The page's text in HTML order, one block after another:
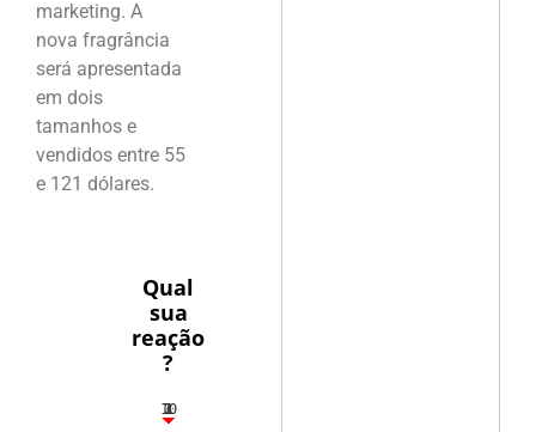
marketing. A
nova fragrância
será apresentada
em dois
tamanhos e
vendidos entre 55
e 121 dólares.
Qual
sua
reação
?
3
1
1
2
10